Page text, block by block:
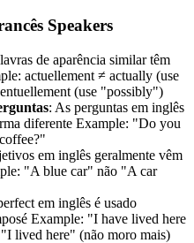
Speakers
de aparência similar têm
actuellement ≠ actually (use
(use "possibly")
: As perguntas em inglês
diferente Example: "Do you
em inglês geralmente vêm
"A blue car" não "A car
em inglês é usado
Example: "I have lived here
lived here" (não moro mais)